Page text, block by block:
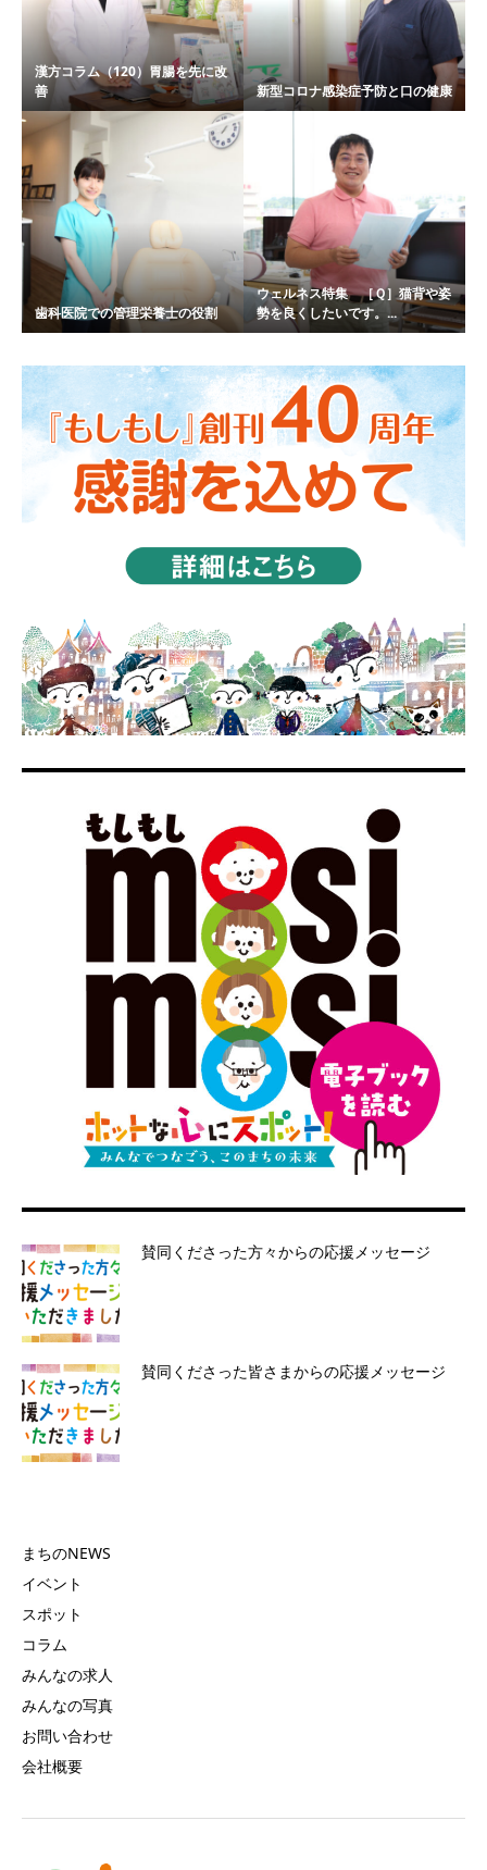
漢方コラム（120）胃腸を先に改
善
新型コロナ感染症予防と口の健康
歯科医院での管理栄養士の役割
ウェルネス特集 ［Ｑ］猫背や姿
勢を良くしたいです。...
賛同くださった方々からの応援メッセージ
賛同くださった皆さまからの応援メッセージ
まちのNEWS
イベント
スポット
コラム
みんなの求人
みんなの写真
お問い合わせ
会社概要